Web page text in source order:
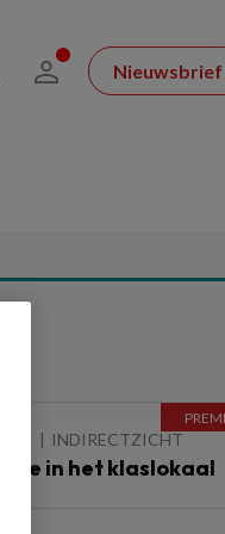
Nieuwsbrief
INDIRECTZICHT
in het klaslokaal